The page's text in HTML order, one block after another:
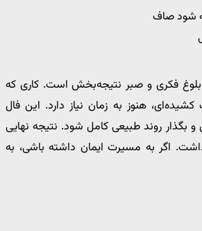
شود صاف
بلوغ فکری و صبر نتیجه‌بخش است. کاری که
هنوز به زمان نیاز دارد. این فال
بگذار روند طبیعی کامل شود. نتیجه نهایی
اگر به مسیرت ایمان داشته باشی، به